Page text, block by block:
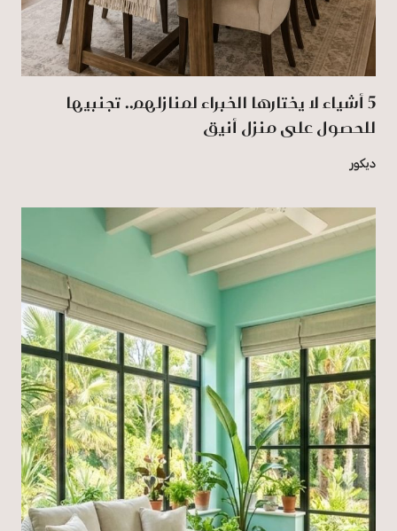
5 أشياء لا يختارها الخبراء لمنازلهم.. تجنبيها
للحصول على منزل أنيق
ديكور